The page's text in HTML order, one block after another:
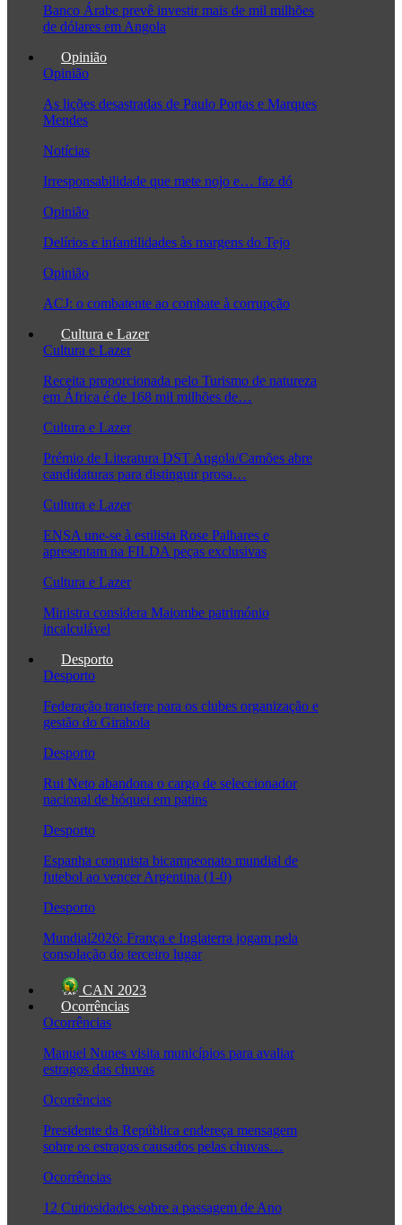
Banco Árabe prevê investir mais de mil milhões
de dólares em Angola
Opinião
Opinião
As lições desastradas de Paulo Portas e Marques
Mendes
Notícias
Irresponsabilidade que mete nojo e… faz dó
Opinião
Delírios e infantilidades às margens do Tejo
Opinião
ACJ: o combatente ao combate à corrupção
Cultura e Lazer
Cultura e Lazer
Receita proporcionada pelo Turismo de natureza
em África é de 168 mil milhões de…
Cultura e Lazer
Prémio de Literatura DST Angola/Camões abre
candidaturas para distinguir prosa…
Cultura e Lazer
ENSA une-se à estilista Rose Palhares e
apresentam na FILDA peças exclusivas
Cultura e Lazer
Ministra considera Maiombe património
incalculável
Desporto
Desporto
Federação transfere para os clubes organização e
gestão do Girabola
Desporto
Rui Neto abandona o cargo de seleccionador
nacional de hóquei em patins
Desporto
Espanha conquista bicampeonato mundial de
futebol ao vencer Argentina (1-0)
Desporto
Mundial2026: França e Inglaterra jogam pela
consolação do terceiro lugar
CAN 2023
Ocorrências
Ocorrências
Manuel Nunes visita municípios para avaliar
estragos das chuvas
Ocorrências
Presidente da República endereça mensagem
sobre os estragos causados pelas chuvas…
Ocorrências
12 Curiosidades sobre a passagem de Ano